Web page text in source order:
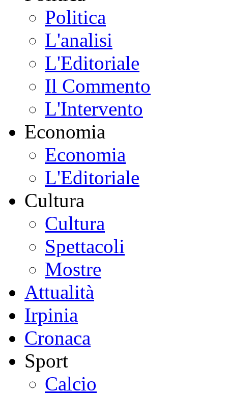
Politica
L'analisi
L'Editoriale
Il Commento
L'Intervento
Economia
Economia
L'Editoriale
Cultura
Cultura
Spettacoli
Mostre
Attualità
Irpinia
Cronaca
Sport
Calcio